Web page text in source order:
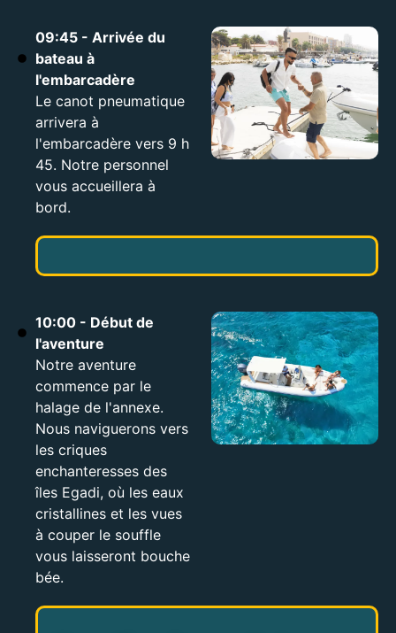
09:45 - Arrivée du
bateau à
l'embarcadère
Le canot pneumatique
arrivera à
l'embarcadère vers 9 h
45. Notre personnel
vous accueillera à
bord.
10:00 - Début de
l'aventure
Notre aventure
commence par le
halage de l'annexe.
Nous naviguerons vers
les criques
enchanteresses des
îles Egadi, où les eaux
cristallines et les vues
à couper le souffle
vous laisseront bouche
bée.